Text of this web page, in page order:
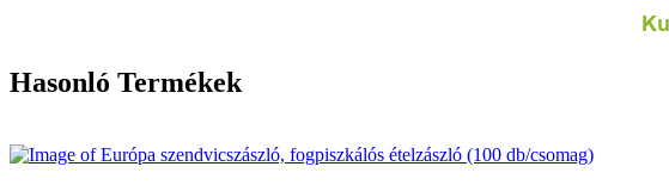
Hasonló Termékek